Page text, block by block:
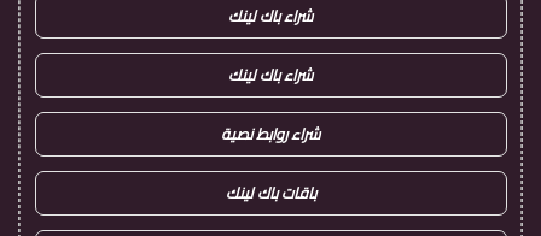
شراء باك لينك
شراء باك لينك
شراء روابط نصية
باقات باك لينك